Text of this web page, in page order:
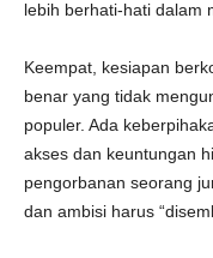
lebih berhati-hati dalam
Keempat, kesiapan
benar yang tidak
populer. Ada
akses dan keuntungan
pengorbanan seorang
dan ambisi harus